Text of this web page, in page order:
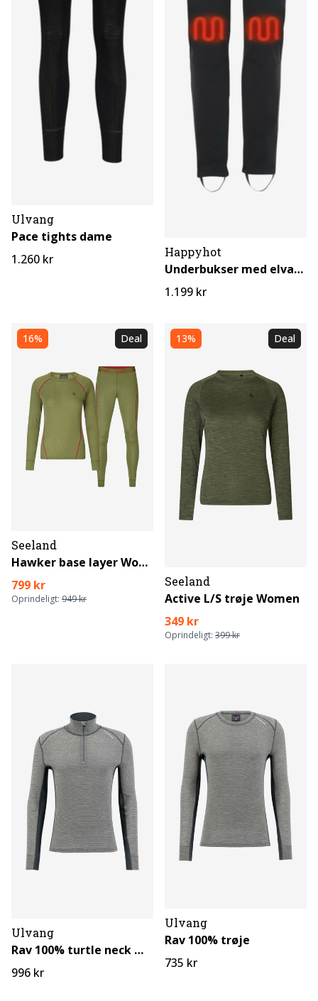
Ulvang
Pace tights dame
1.260 kr
Happyhot
Underbukser med elvarme
1.199 kr
16% Deal
Seeland
Hawker base layer Women
799 kr
Oprindeligt: 949 kr
13% Deal
Seeland
Active L/S trøje Women
349 kr
Oprindeligt: 399 kr
Ulvang
Rav 100% turtle neck m lynlås
996 kr
Ulvang
Rav 100% trøje
735 kr